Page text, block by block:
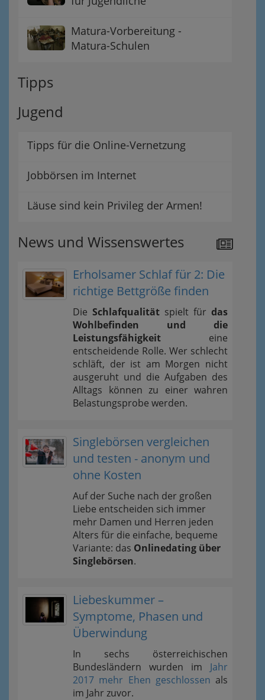
Matura-Vorbereitung -
Matura-Schulen
Tipps
Jugend
Tipps für die Online-Vernetzung
Jobbörsen im Internet
Läuse sind kein Privileg der Armen!
News und Wissenswertes
Erholsamer Schlaf für 2: Die
richtige Bettgröße finden
Die Schlafqualität spielt für das
Wohlbefinden und die
Leistungsfähigkeit eine
entscheidende Rolle. Wer schlecht
schläft, der ist am Morgen nicht
ausgeruht und die Aufgaben des
Alltags können zu einer wahren
Belastungsprobe werden.
Singlebörsen vergleichen
und testen - anonym und
ohne Kosten
Auf der Suche nach der großen
Liebe entscheiden sich immer
mehr Damen und Herren jeden
Alters für die einfache, bequeme
Variante: das Onlinedating über
Singlebörsen.
Liebeskummer –
Symptome, Phasen und
Überwindung
In sechs österreichischen
Bundesländern wurden im Jahr
2017 mehr Ehen geschlossen als
im Jahr zuvor.